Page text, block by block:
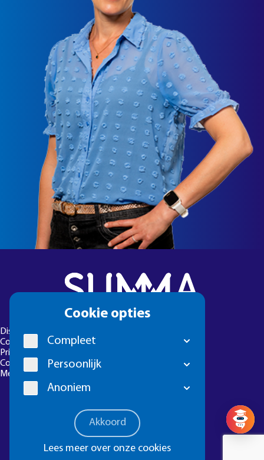
Cookie opties
Compleet
Persoonlijk
Anoniem
Akkoord
Lees meer over onze cookies
Disclaimer
Colofon
Privacyverklaring
Cookie-instellingen
Meld een foutje